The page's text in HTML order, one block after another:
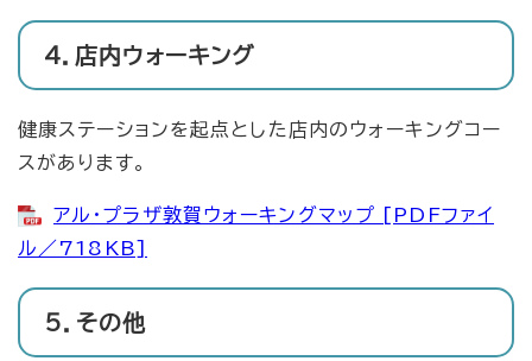
4．店内ウォーキング
健康ステーションを起点とした店内のウォーキングコー
スがあります。
アル・プラザ敦賀ウォーキングマップ [PDFファイ
ル／718KB]
5．その他